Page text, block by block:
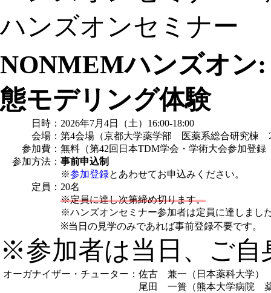
ハンズオンセミナー
NONMEMハンズオン:
態モデリング体験
日時： 2026年7月4日（土）16:00-18:00
会場： 第4会場（京都大学薬学部 医薬系総合研究棟
参加費： 無料（第42回日本TDM学会・学術大会参加登
参加方法： 事前申込制
※参加登録とあわせてお申込みください。
定員： 20名
※定員に達し次第締め切ります。
※ハンズオンセミナー参加者は定員に達しまし
※当日の見学のみであれば事前登録不要です。
※参加者は当日、ご自
オーガナイザー・チューター： 佐古 兼一（日本薬科大学）
尾田 一簣（熊本大学病院